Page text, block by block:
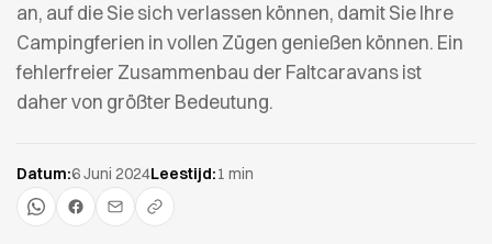
an, auf die Sie sich verlassen können, damit Sie Ihre
Campingferien in vollen Zügen genießen können. Ein
fehlerfreier Zusammenbau der Faltcaravans ist
daher von größter Bedeutung.
Datum:6 Juni 2024Leestijd:1 min